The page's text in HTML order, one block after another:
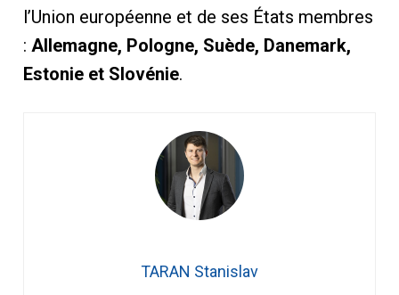
l’Union européenne et de ses États membres
: Allemagne, Pologne, Suède, Danemark,
Estonie et Slovénie.
TARAN Stanislav